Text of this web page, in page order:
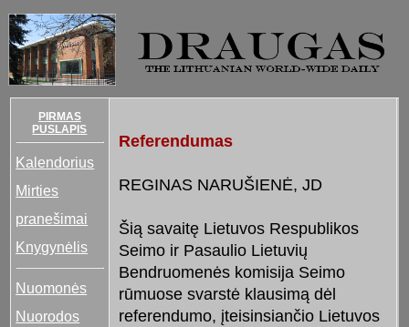
PIRMAS
PUSLAPIS
Kalendorius
Mirties
pranešimai
Knygynėlis
Nuomonės
Nuorodos
Referendumas
REGINAS NARUŠIENĖ, JD
Šią savaitę Lietuvos Respublikos
Seimo ir Pasaulio Lietuvių
Bendruomenės komisija Seimo
rūmuose svarstė klausimą dėl
referendumo, įteisinsiančio Lietuvos